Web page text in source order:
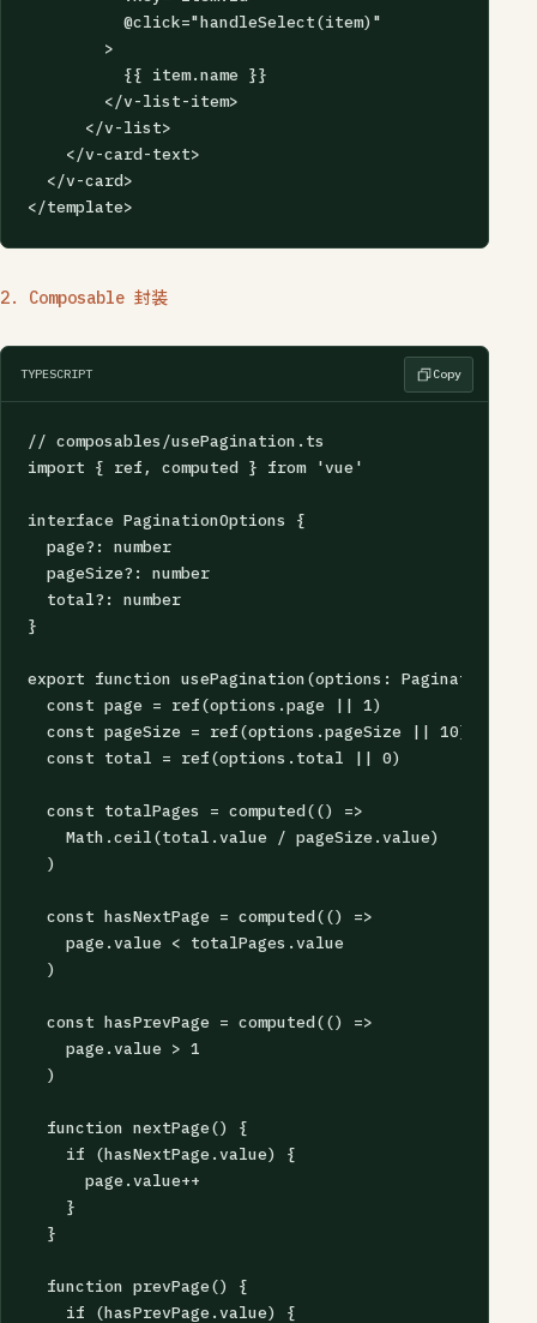
          @click="handleSelect(item)"
        >
          {{ item.name }}
        </v-list-item>
      </v-list>
    </v-card-text>
  </v-card>
</template>
2. Composable 封装
TYPESCRIPT Copy
// composables/usePagination.ts
import { ref, computed } from 'vue'
interface PaginationOptions {
  page?: number
  pageSize?: number
  total?: number
}
export function usePagination(options:
  const page = ref(options.page || 1)
  const pageSize = ref(options.pageSize || 10)
  const total = ref(options.total || 0)
  const totalPages = computed(() =>
    Math.ceil(total.value / pageSize.value)
  )
  const hasNextPage = computed(() =>
    page.value < totalPages.value
  )
  const hasPrevPage = computed(() =>
    page.value > 1
  )
  function nextPage() {
    if (hasNextPage.value) {
      page.value++
    }
  }
  function prevPage() {
    if (hasPrevPage.value) {